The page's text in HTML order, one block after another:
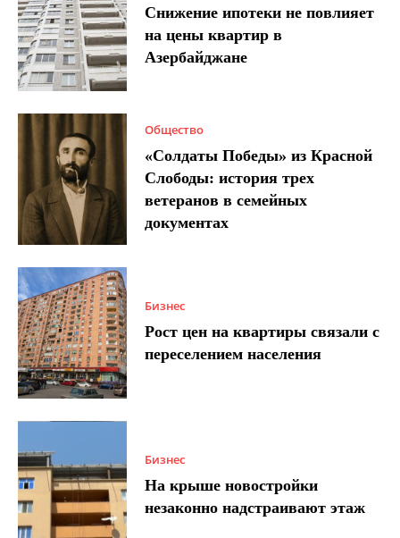
Снижение ипотеки не повлияет
на цены квартир в
Азербайджане
Общество
«Солдаты Победы» из Красной
Слободы: история трех
ветеранов в семейных
документах
Бизнес
Рост цен на квартиры связали с
переселением населения
Бизнес
На крыше новостройки
незаконно надстраивают этаж